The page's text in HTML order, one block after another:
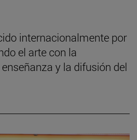
internacionalmente por
el arte con la
y la difusión del